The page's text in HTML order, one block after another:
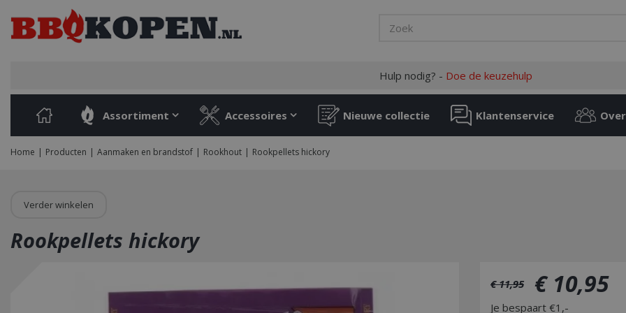
naar
content
Home Producten Aanmaken en brandstof Rookhout Rookpellets hickory
Hulp nodig? - Doe de keuzehulp
Assortiment Accessoires Nieuwe collectie Klantenservice
Verder winkelen
Rookpellets hickory
€ 11,95 € 10,95
Je bespaart €1,-